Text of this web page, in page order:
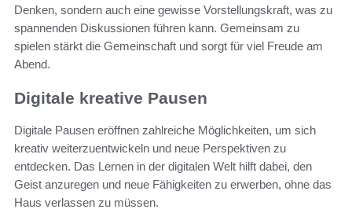
Denken, sondern auch eine gewisse Vorstellungskraft, was zu
spannenden Diskussionen führen kann. Gemeinsam zu
spielen stärkt die Gemeinschaft und sorgt für viel Freude am
Abend.
Digitale kreative Pausen
Digitale Pausen eröffnen zahlreiche Möglichkeiten, um sich
kreativ weiterzuentwickeln und neue Perspektiven zu
entdecken. Das Lernen in der digitalen Welt hilft dabei, den
Geist anzuregen und neue Fähigkeiten zu erwerben, ohne das
Haus verlassen zu müssen.